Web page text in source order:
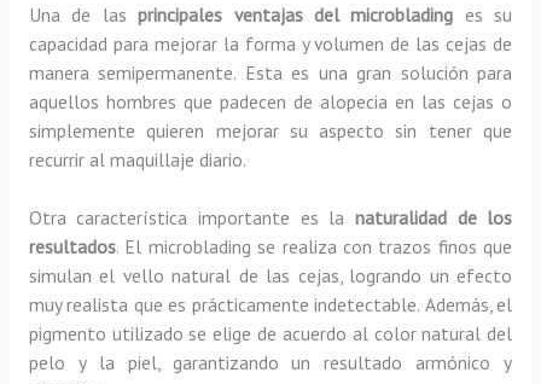
Una de lasprincipales ventajas del microblading es su
capacidad para mejorar la forma y volumen de las cejas de
manera semipermanente. Esta es una gran solución para
aquellos hombres que padecen de alopecia en las cejas o
simplemente quieren mejorar su aspecto sin tener que
recurrir al maquillaje diario.
Otra característica importante es la naturalidad de los
resultados. El microblading se realiza con trazos finos que
simulan el vello natural de las cejas, logrando un efecto
muy realista que es prácticamente indetectable. Además, el
pigmento utilizado se elige de acuerdo al color natural del
pelo y la piel, garantizando un resultado armónico y